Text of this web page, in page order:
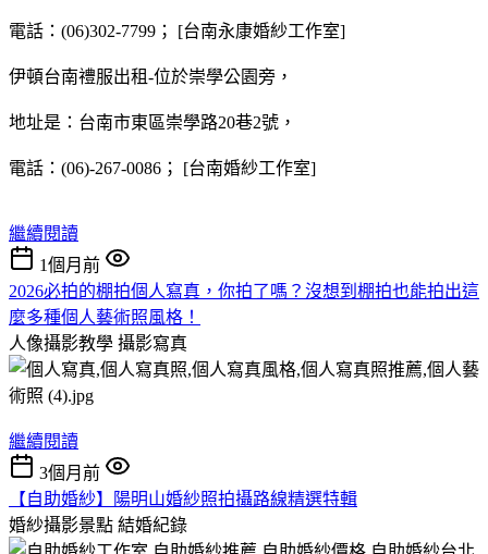
電話：(06)302-7799； [台南永康婚紗工作室]
伊頓台南禮服出租-位於崇學公園旁，
地址是：台南市東區崇學路20巷2號，
電話：(06)-267-0086； [台南婚紗工作室]
繼續閱讀
1個月前
2026必拍的棚拍個人寫真，你拍了嗎？沒想到棚拍也能拍出這
麼多種個人藝術照風格！
人像攝影教學 攝影寫真
繼續閱讀
3個月前
【自助婚紗】陽明山婚紗照拍攝路線精選特輯
婚紗攝影景點 結婚紀錄